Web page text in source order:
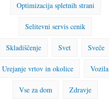
Optimizacija spletnih strani
Selitevni servis cenik
Skladiščenje Svet Sveče
Urejanje vrtov in okolice Vozila
Vse za dom Zdravje